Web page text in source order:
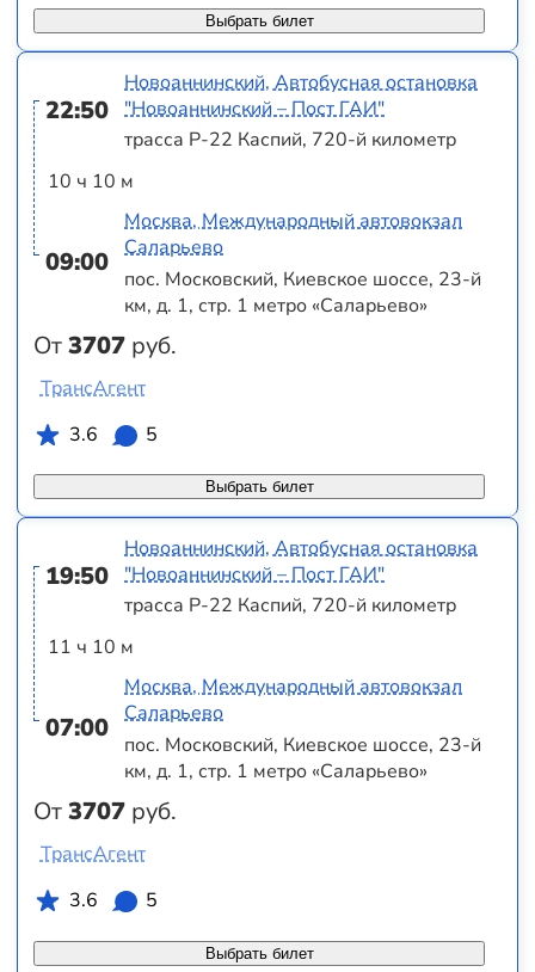
Выбрать билет
22:50
10 ч 10 м
09:00
От3707 руб.
Новоаннинский, Автобусная остановка
"Новоаннинский – Пост ГАИ"
трасса Р-22 Каспий, 720-й километр
Москва, Международный автовокзал
Саларьево
пос. Московский, Киевское шоссе, 23-й
км, д. 1, стр. 1 метро «Саларьево»
Выбрать билет
ТрансАгент
3.6
5
19:50
11 ч 10 м
07:00
От3707 руб.
Новоаннинский, Автобусная остановка
"Новоаннинский – Пост ГАИ"
трасса Р-22 Каспий, 720-й километр
Москва, Международный автовокзал
Саларьево
пос. Московский, Киевское шоссе, 23-й
км, д. 1, стр. 1 метро «Саларьево»
Выбрать билет
ТрансАгент
3.6
5